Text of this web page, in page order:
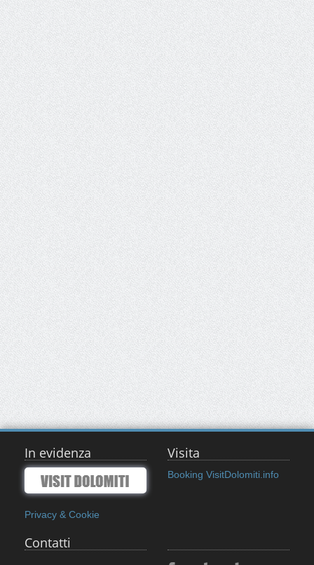
In evidenza
Privacy & Cookie
Visita
Booking VisitDolomiti.info
Contatti